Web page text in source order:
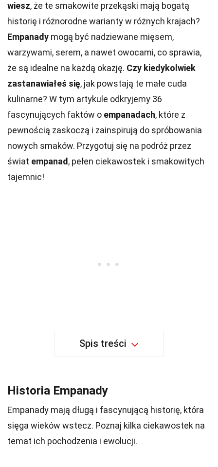
wiesz, że te smakowite przekąski mają bogatą
historię i różnorodne warianty w różnych krajach?
Empanady mogą być nadziewane mięsem,
warzywami, serem, a nawet owocami, co sprawia,
że są idealne na każdą okazję. Czy kiedykolwiek
zastanawiałeś się, jak powstają te małe cuda
kulinarne? W tym artykule odkryjemy 36
fascynujących faktów o empanadach, które z
pewnością zaskoczą i zainspirują do spróbowania
nowych smaków. Przygotuj się na podróż przez
świat empanad , pełen ciekawostek i smakowitych
tajemnic!
Spis treści
Historia Empanady
Empanady mają długą i fascynującą historię, która
sięga wieków wstecz. Poznaj kilka ciekawostek na
temat ich pochodzenia i ewolucji.